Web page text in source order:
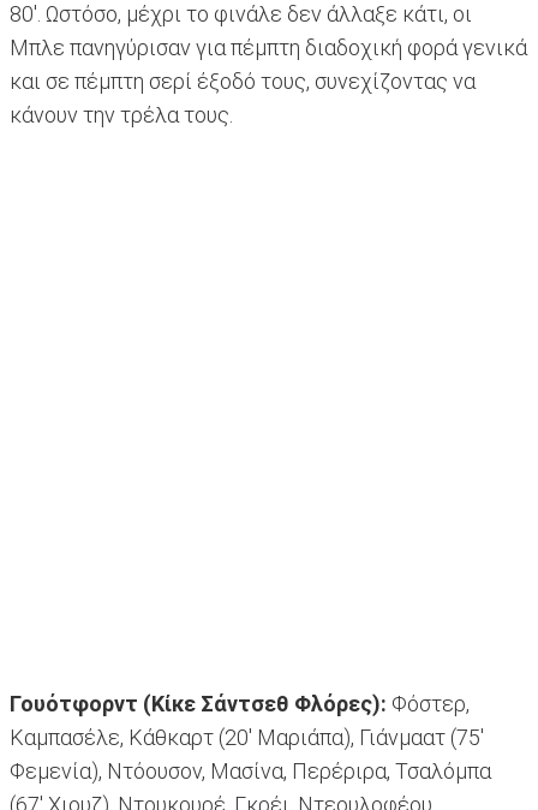
80'. Ωστόσο, μέχρι το φινάλε δεν άλλαξε κάτι, οι
Μπλε πανηγύρισαν για πέμπτη διαδοχική φορά γενικά
και σε πέμπτη σερί έξοδό τους, συνεχίζοντας να
κάνουν την τρέλα τους.
Γουότφορντ (Κίκε Σάντσεθ Φλόρες): Φόστερ,
Καμπασέλε, Κάθκαρτ (20' Μαριάπα), Γιάνμαατ (75'
Φεμενία), Ντόουσον, Μασίνα, Περέριρα, Τσαλόμπα
(67' Χιουζ), Ντουκουρέ, Γκρέι, Ντεουλοφέου